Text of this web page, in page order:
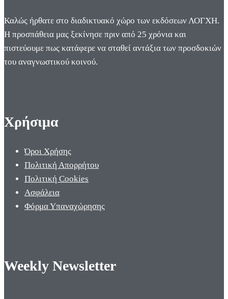
Καλώς ήρθατε στο διαδικτυακό χώρο των εκδόσεων ΛΟΓΧΗ.
Η προσπάθεια μας ξεκίνησε πριν από 25 χρόνια και
πιστεύουμε πως κατάφερε να σταθεί αντάξια των προσδοκιών
του αναγνωστικού κοινού.
Χρήσιμα
Όροι Χρήσης
Πολιτική Απορρήτου
Πολιτική Cookies
Ασφάλεια
Φόρμα Υπαναχώρησης
Weekly Newsletter